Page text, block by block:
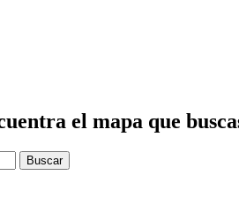
el mapa que